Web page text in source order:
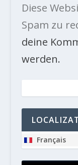
Diese
Spam zu
deine
werden.
Français